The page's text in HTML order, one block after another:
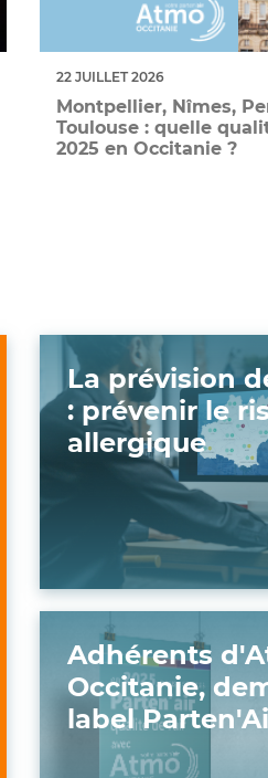
22 JUILLET 2026
Montpellier, Nîmes,
Toulouse : quelle
2025 en Occitanie ?
La prévision
: prévenir le
allergique
Adhérents
Occitanie,
label